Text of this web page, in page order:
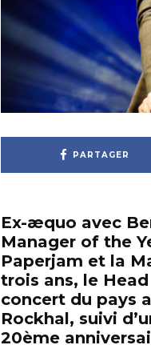
PARTAGER
Ex-æquo avec
Manager of the
Paperjam et la
trois ans, le
concert du pays
Rockhal, suivi
20ème